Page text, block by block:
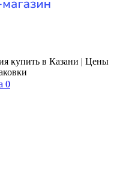
купить в Казани | Цены
0